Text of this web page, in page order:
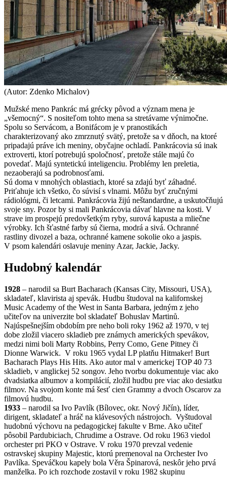
(Autor: Zdenko Michalov)
Mužské meno Pankrác má grécky pôvod a význam mena je
„všemocný“. S nositeľom tohto mena sa stretávame výnimočne.
Spolu so Servácom, a Bonifácom je v pranostikách
charakterizovaný ako zmrznutý svätý, pretože sa v dňoch, na ktoré
pripadajú práve ich meniny, obyčajne ochladí. Pankrácovia sú inak
extroverti, ktorí potrebujú spoločnosť, pretože stále majú čo
povedať. Majú syntetickú inteligenciu. Problémy len preletia,
nezaoberajú sa podrobnosťami.
Sú doma v mnohých oblastiach, ktoré sa zdajú byť záhadné.
Priťahuje ich všetko, čo súvisí s vlnami. Môžu byť zručnými
rádiológmi, či letcami. Pankrácovia žijú neštandardne, a uskutočňujú
svoje sny. Pozor by si mali Pankrácovia dávať hlavne na kosti. V
strave im prospejú predovšetkým ryby, surová kapusta a mliečne
výrobky. Ich šťastné farby sú čierna, modrá a sivá. Ochranné
rastliny divozel a baza, ochranné kamene sokolie oko a jaspis.
V psom kalendári oslavuje meniny Azar, Jackie, Jacky.
Hudobný kalendár
1928 – narodil sa Burt Bacharach (Kansas City, Missouri, USA),
skladateľ, klavirista aj spevák. Hudbu študoval na kalifornskej
Music Academy of the West in Santa Barbara, jedným z jeho
učiteľov na univerzite bol skladateľ Bohuslav Martinů.
Najúspešnejším obdobím pre neho boli roky 1962 až 1970, v tej
dobe zložil viacero skladieb pre známych amerických spevákov,
medzi nimi boli Marty Robbins, Perry Como, Gene Pitney či
Dionne Warwick. V roku 1965 vydal LP platňu Hitmaker! Burt
Bacharach Plays His Hits. Ako autor mal v americkej TOP 40 73
skladieb, v anglickej 52 songov. Jeho tvorbu dokumentuje viac ako
dvadsiatka albumov a kompilácií, zložil hudbu pre viac ako desiatku
filmov. Na svojom konte má šesť cien Grammy a dvoch Oscarov za
filmovú hudbu.
1933 – narodil sa Ivo Pavlík (Bílovec, okr. Nový Jičín), líder,
dirigent, skladateľ a hráč na klávesových nástrojoch. Vyštudoval
hudobnú výchovu na pedagogickej fakulte v Brne. Ako učiteľ
pôsobil Pardubiciach, Chrudime a Ostrave. Od roku 1963 viedol
orchester pri PKO v Ostrave. V roku 1970 prevzal vedenie
ostravskej skupiny Majestic, ktorú premenoval na Orchester Ivo
Pavlíka. Speváčkou kapely bola Věra Špinarová, neskôr jeho prvá
manželka. Po ich rozchode zostavil v roku 1982 skupinu